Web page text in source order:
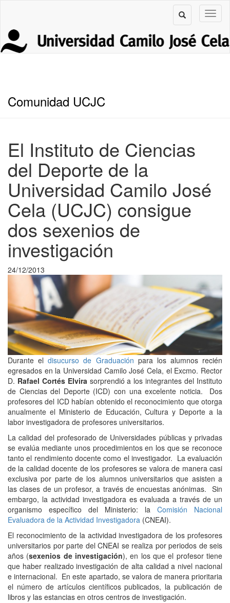
Comunidad UCJC
El Instituto de Ciencias
del Deporte de la
Universidad Camilo José
Cela (UCJC) consigue
dos sexenios de
investigación
24/12/2013
Durante eldisucurso de Graduación para los alumnos recién
egresados en la Universidad Camilo José Cela, el Excmo. Rector
D. Rafael Cortés Elvira sorprendió a los integrantes del Instituto
de Ciencias del Deporte (ICD) con una excelente noticia. Dos
profesores del ICD habían obtenido el reconocimiento que otorga
anualmente el Ministerio de Educación, Cultura y Deporte a la
labor investigadora de profesores universitarios.
La calidad del profesorado de Universidades públicas y privadas
se evalúa mediante unos procedimientos en los que se reconoce
tanto el rendimiento docente como el investigador. La evaluación
de la calidad docente de los profesores se valora de manera casi
exclusiva por parte de los alumnos universitarios que asisten a
las clases de un profesor, a través de encuestas anónimas. Sin
embargo, la actividad investigadora es evaluada a través de un
organismo específico del Ministerio: la Comisión Nacional
Evaluadora de la Actividad Investigadora (CNEAI).
El reconocimiento de la actividad investigadora de los profesores
universitarios por parte del CNEAI se realiza por periodos de seis
años (sexenios de investigación), en los que el profesor tiene
que haber realizado investigación de alta calidad a nivel nacional
e internacional. En este apartado, se valora de manera prioritaria
el número de artículos científicos publicados, la publicación de
libros y las estancias en otros centros de investigación.